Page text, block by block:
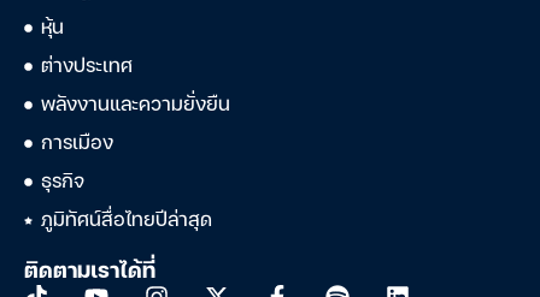
หุ้น
ต่างประเทศ
พลังงานและความยั่งยืน
การเมือง
ธุรกิจ
ภูมิทัศน์สื่อไทยปีล่าสุด
ติดตามเราได้ที่